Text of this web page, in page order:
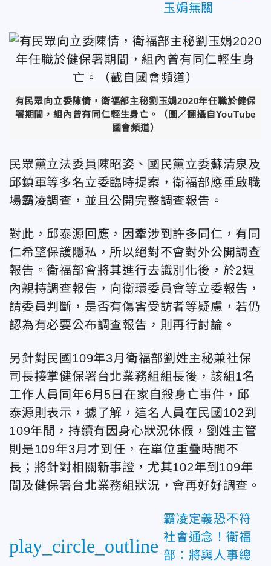
玉娟無關
有民眾向立委陳情，衛福部主秘劉玉娟2020年任職於健保
署期間，組內曾有同仁輕生身亡。（圖／翻攝自YouTube
國會頻道）
民眾黨立法委員陳昭姿、國民黨立委蘇清泉及
邱鎮軍等多名立委臨時提案，衛福部應重啟職
場霸凌調查，並且公開完整調查報告。
對此，邱泰源回應，因牽涉到許多同仁，有同
仁希望保護隱私，所以絕對不會對外公開調查
報告。衛福部會將其進行去識別化後，於2週
內親持調查報告，向衛環委員會等立委報告，
請委員判斷，是否有傷害受訪者等疑慮，若仍
認為有必要公布調查報告，則再行討論。
另針對民國109年3月衛福部劉姓主秘兼社保
司長接掌健保署台北業務組組長後，該組1名
工作人員同年6月5日在家自殺身亡事件，邱
泰源則表示，據了解，這名人員在民國102到
109年間，持續有因身心狀況休假，劉姓主管
則是109年3月才到任，在單位重疊時間不
長；將針對相關新事證，尤其102年到109年
間及健保署台北業務組狀況，會再好好調查。
play_circle_outline
霸凌定義恐不符
社會通念！衛福
部：將與人事總